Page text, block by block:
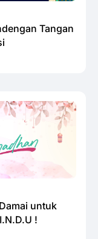
Tangan
untuk
!